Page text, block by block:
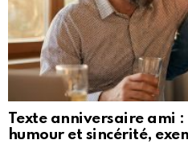
Texte anniversaire ami
humour et sincérité,